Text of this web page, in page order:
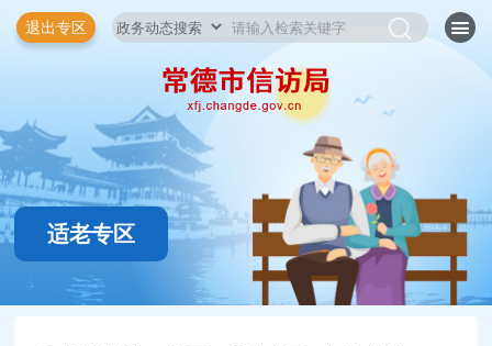
退出专区
适老专区